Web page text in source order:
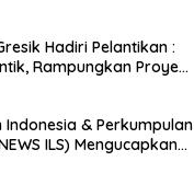
Hadiri Pelantikan :
Rampungkan Proyek
& Perkumpulan
ILS) Mengucapkan